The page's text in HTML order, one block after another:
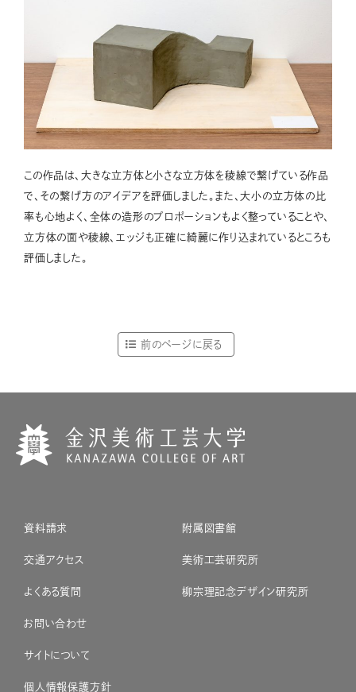
この作品は、大きな立方体と小さな立方体を稜線で繋げている作品
で、その繋げ方のアイデアを評価しました。また、大小の立方体の比
率も心地よく、全体の造形のプロポーションもよく整っていることや、
立方体の面や稜線、エッジも正確に綺麗に作り込まれているところも
評価しました。
前のページに戻る
資料請求
交通アクセス
よくある質問
お問い合わせ
サイトについて
個人情報保護方針
附属図書館
美術工芸研究所
柳宗理記念デザイン研究所